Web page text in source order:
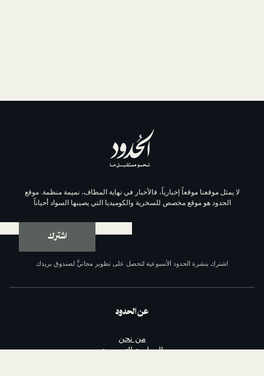
موقعاً إخبارياً، فالأخبار في نهاية المطاف، نميمة منظمة. موقع
مخصص للسخرية والكوميديا التي يصيبها السواد أحياناً
اشترك
الحدود الأسبوعية لتحصل على تطوير مجانيٍّ لصندوق بريدك
السياسة التحريرية